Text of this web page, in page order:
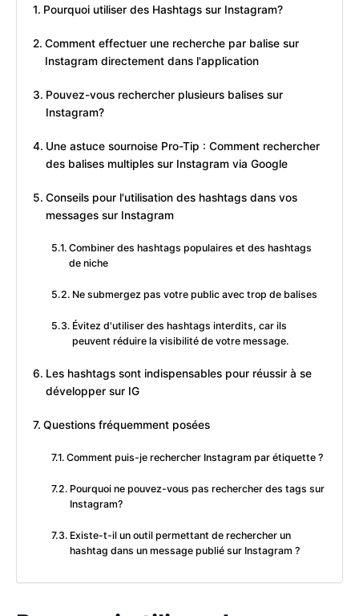
Pourquoi utiliser des Hashtags sur Instagram?
Comment effectuer une recherche par balise sur
Instagram directement dans l'application
Pouvez-vous rechercher plusieurs balises sur
Instagram?
Une astuce sournoise Pro-Tip : Comment rechercher
des balises multiples sur Instagram via Google
Conseils pour l'utilisation des hashtags dans vos
messages sur Instagram
Combiner des hashtags populaires et des hashtags
de niche
Ne submergez pas votre public avec trop de balises
Évitez d'utiliser des hashtags interdits, car ils
peuvent réduire la visibilité de votre message.
Les hashtags sont indispensables pour réussir à se
développer sur IG
Questions fréquemment posées
Comment puis-je rechercher Instagram par étiquette ?
Pourquoi ne pouvez-vous pas rechercher des tags sur
Instagram?
Existe-t-il un outil permettant de rechercher un
hashtag dans un message publié sur Instagram ?